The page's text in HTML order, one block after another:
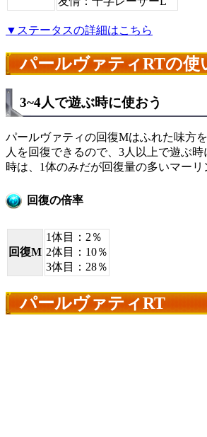
▼ステータスの詳細はこちら
パールヴァティRTの使
3~4人で遊ぶ時に使おう
パールヴァティの回復Mはふれた味方
人を回復できるので、3人以上で遊ぶ時
時は、1体のみだが回復量の多いマーリ
回復の倍率
回復M
1体目：2％
2体目：10％
3体目：28％
パールヴァティRT